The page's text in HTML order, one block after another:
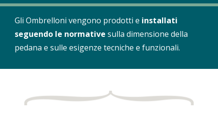
Gli Ombrelloni vengono prodotti e installati
seguendo le normative sulla dimensione della
pedana e sulle esigenze tecniche e funzionali.